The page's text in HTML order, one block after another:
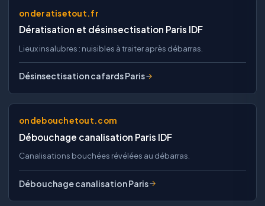
onderatisetout.fr
Dératisation et désinsectisation Paris IDF
Lieux insalubres : nuisibles à traiter après débarras.
Désinsectisation cafards Paris
ondebouchetout.com
Débouchage canalisation Paris IDF
Canalisations bouchées révélées au débarras.
Débouchage canalisation Paris